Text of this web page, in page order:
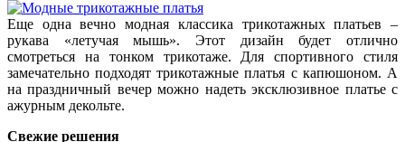
Еще одна вечно модная классика трикотажных платьев –
рукава «летучая мышь». Этот дизайн будет отлично
смотреться на тонком трикотаже. Для спортивного стиля
замечательно подходят трикотажные платья с капюшоном. А
на праздничный вечер можно надеть эксклюзивное платье с
ажурным декольте.
Свежие решения